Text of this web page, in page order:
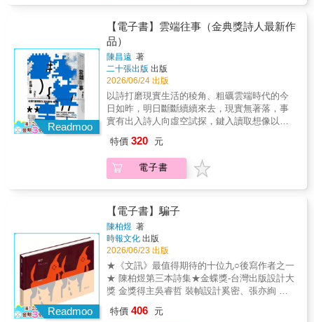
玉芳．莫 渝．蘇 善康 原．李魁賢．施俊
州．黃 徙．胡長松王羅蜜多．曾美滿．伍
佰．陳 胤．黃文博韓 滿．顧德莎．李桂
媚．柯柏榮．蘇明淵──2020年代至今──鄭順
聰．杜信龍．蔡宛璇．黃明峯．柯智豪郭文
玄．李 瓜．林文平．林宇軒．廖鴻基温若喬
台語現代文學從清國時期發展至今，除了受到
戰前日本「言文一致」運動、中國白話文運
動、東亞近現代文學思潮的影響外，也吸收了
西方宗教的現代性發展出白話字（Pe̍h-ōe-jī）
了戰前戰後的國語政策，台語文學的歷史與實
踐不但經歷了坎坷的斷裂，在追尋藝術美學的
路途中，亦面臨重重挑戰。台語文學、台語現
為文學語言與內容的辯證中，呈現出什麼樣的
掙扎與思考？從鄉土寫實、歷史政治到抽象前
衛，台語現代詩的聲音和韻律，又是如何回應
著每一個世代的台灣人的心聲（sim-siann）與
心情（sim-tsiânn）？本選集收錄戰前、戰後至
今共105首台語現代詩，含括白話字、台灣話文
與現代台文作品，以教育部推薦用字進行標準
化編修，便於當代讀者閱讀並查詢詞意。從台
灣民間歌謠、西方宗教詩歌、流行歌、文學運
「不適格」的誠實自白：「我終於理解不是我
不想，而是我不能。這世界總是這樣，儘管過
去的自己曾經寫下『不願健康的人只能與健康
的人相愛，不願患病的人只得同患病的人沉
淪』，我想我依然敵不過生命運行的規則，因
此不再去輕易地相信任何可能帶給我幸福幻想
的假象。我不在這個局之中，我是自動登出的
玩家。」 「很多的結局是因為我們不適應太美
的天地 我們不需要一方處所去計劃 去實踐，去
完成，去培養 我們是任一處所拒絕的對象 我們
斷裂地增長&hellip;&hellip;」 「『同病相連』
的意思，是否某方面在暗示我，沒有相同的
病，這輩子就別想相連了？」 「事到如今，我
的幸福，我這輩子都不可能明白的。」 「我只
是希望 我可以正常地去愛人 不要有人因為我的
愛 而感到害怕 我的愛並不可怕 愛我也並不可
怕」 這部作品，猶如一面摔碎後、又試圖以金
箔細細黏補的鏡子。它遍佈裂痕，卻在光影折
射間，映照出比完整無缺時更為剔透的真身。
Readmoo
【電子書】雲端往事（金典獎詩人最新作
品）
陳昌遠 著
二十張出版 出版
2026/06/24 出版
以詩打磨現實生活的稜角、粗礪雲端時代的今
日如昨，明日斷斷續續來去，現實無著落，事
實有出入詩人向虛空試探，鍵入讀取想像以最
種心靈紀錄、描述，無法超前或預言未來，這
裡的每一首詩，必定成為「一則往事」。我努
力抱持美好幻想：如果未來的雲端更為暴力、
羞恥，會不會在五百年後，象徵著一種曾經而
美好的，所謂的雲端的田園時代？——陳昌遠
雲端往事∣陳昌遠是詩的手藝人，總以精確繁複
的詩句，搭架不同的意象宇宙，推敲、試探，
在生命角落謀求得以蹲踞之處，扣問命運（或
他本人的）去留，之於人究竟是莫可奈何，或
無所適從？他的創作視角謙卑、自遜，平價日
常進入讀者內心，以透明的姿態探究人與社會
的共處，書寫策略明晰：設法繞出人類自身製
特價 320 元
電子書
Readmoo
【電子書】騙子
陳柏煜 著
時報文化 出版
2026/06/23 出版
★《文訊》最值得期待的十位九○後寫作者之一
★ 陳柏煜第三本詩集★金蝶獎-台灣出版設計大
獎 金獎得主吳睿哲 裝幀設計奚密、張亦絢 專
密：「一點也不楊牧！」張亦絢：「『看』不
特價 406 元